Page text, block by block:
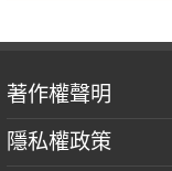
著作權聲明
隱私權政策